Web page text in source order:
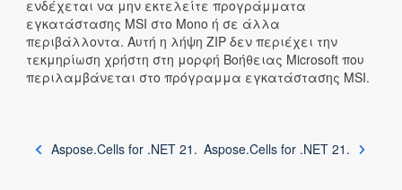
ενδέχεται να μην εκτελείτε προγράμματα
εγκατάστασης MSI στο Mono ή σε άλλα
περιβάλλοντα. Αυτή η λήψη ZIP δεν περιέχει την
τεκμηρίωση χρήστη στη μορφή Βοήθειας Microsoft που
περιλαμβάνεται στο πρόγραμμα εγκατάστασης MSI.
Aspose.Cells for .NET 21. Aspose.Cells for .NET 21.